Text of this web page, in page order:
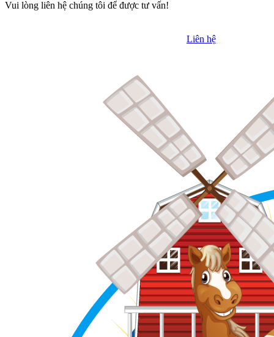
Vui lòng liên hệ chúng tôi để được tư vấn!
Liên hệ